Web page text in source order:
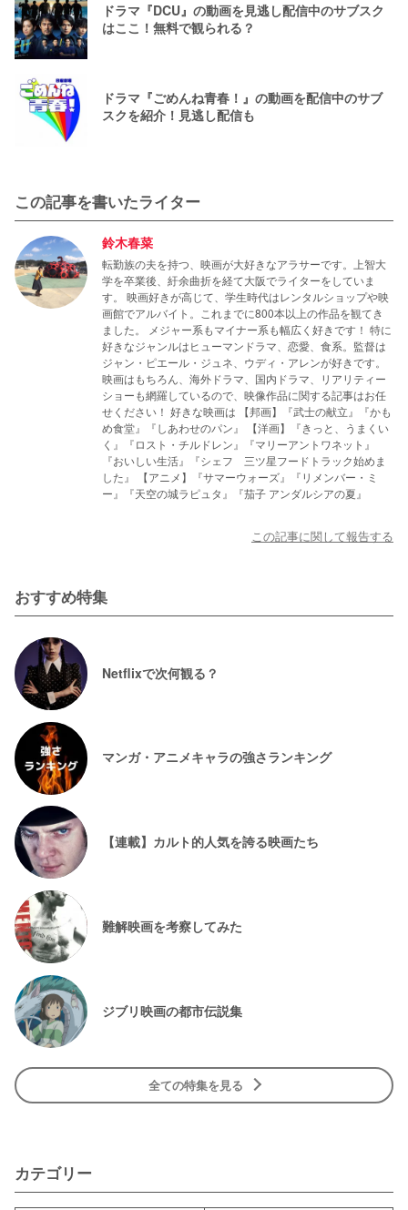
ドラマ『DCU』の動画を見逃し配信中のサブスク
はここ！無料で観られる？
ドラマ『ごめんね青春！』の動画を配信中のサブ
スクを紹介！見逃し配信も
この記事を書いたライター
鈴木春菜
転勤族の夫を持つ、映画が大好きなアラサーです。上智大
学を卒業後、紆余曲折を経て大阪でライターをしていま
す。 映画好きが高じて、学生時代はレンタルショップや映
画館でアルバイト。これまでに800本以上の作品を観てき
ました。 メジャー系もマイナー系も幅広く好きです！ 特に
好きなジャンルはヒューマンドラマ、恋愛、食系。監督は
ジャン・ピエール・ジュネ、ウディ・アレンが好きです。
映画はもちろん、海外ドラマ、国内ドラマ、リアリティー
ショーも網羅しているので、映像作品に関する記事はお任
せください！ 好きな映画は 【邦画】『武士の献立』『かも
め食堂』『しあわせのパン』 【洋画】『きっと、うまくい
く』『ロスト・チルドレン』『マリーアントワネット』
『おいしい生活』『シェフ 三ツ星フードトラック始めま
した』 【アニメ】『サマーウォーズ』『リメンバー・ミ
ー』『天空の城ラピュタ』『茄子 アンダルシアの夏』
この記事に関して報告する
おすすめ特集
Netflixで次何観る？
マンガ・アニメキャラの強さランキング
【連載】カルト的人気を誇る映画たち
難解映画を考察してみた
ジブリ映画の都市伝説集
全ての特集を見る
カテゴリー